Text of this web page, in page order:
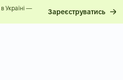
Україні —
Зареєструватись